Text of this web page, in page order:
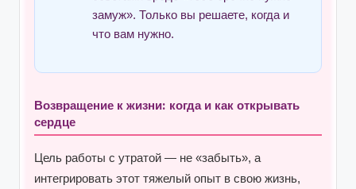
замуж». Только вы решаете, когда и
что вам нужно.
Возвращение к жизни: когда и как открывать
сердце
Цель работы с утратой — не «забыть», а
интегрировать этот тяжелый опыт в свою жизнь,